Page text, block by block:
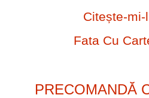
Citește-mi-l
Fata Cu
PRECOMANDĂ